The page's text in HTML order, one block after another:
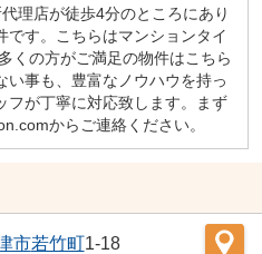
理店が徒歩4分のところにあり
です。こちらはマンションタイ
くの方がご満足の物件はこちら
い事も、豊富なノウハウを持っ
フが丁寧に対応致します。まず
からご連絡ください。
市若竹町1-18